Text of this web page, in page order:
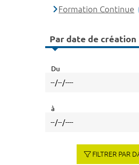
Formation Continue
Par date de création
Du
à
FILTRER PAR